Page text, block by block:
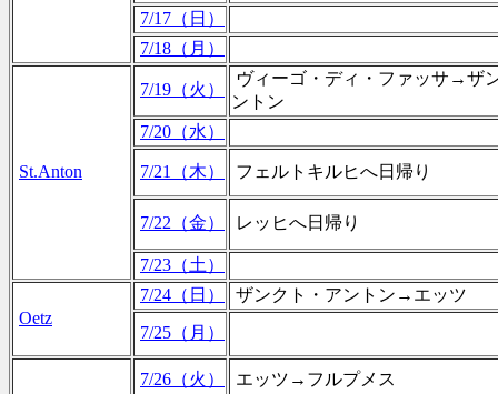
7/17（日）
7/18（月）
St.Anton
7/19（火）
ヴィーゴ・ディ・ファッサ→ザ
ントン
7/20（水）
7/21（木） フェルトキルヒへ日帰り
7/22（金） レッヒへ日帰り
7/23（土）
Oetz
7/24（日）
ザンクト・アントン→エッツ
7/25（月）
7/26（火） エッツ→フルプメス